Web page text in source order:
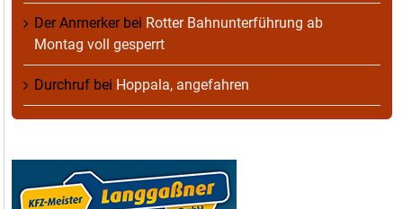
Der Anmerkerbei Rotter Bahnunterführung ab
Montag voll gesperrt
Durchruf bei Hoppala, angefahren